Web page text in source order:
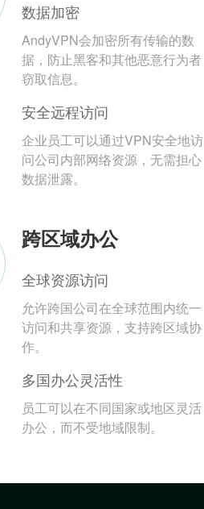
数据加密
AndyVPN会加密所有传输的数
据，防止黑客和其他恶意行为者
窃取信息。
安全远程访问
企业员工可以通过VPN安全地访
问公司内部网络资源，无需担心
数据泄露。
跨区域办公
全球资源访问
允许跨国公司在全球范围内统一
访问和共享资源，支持跨区域协
作。
多国办公灵活性
员工可以在不同国家或地区灵活
办公，而不受地域限制。